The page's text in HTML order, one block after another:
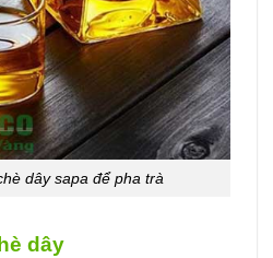
dây sapa để pha trà
dây